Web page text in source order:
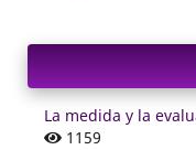
La medida y la
1159